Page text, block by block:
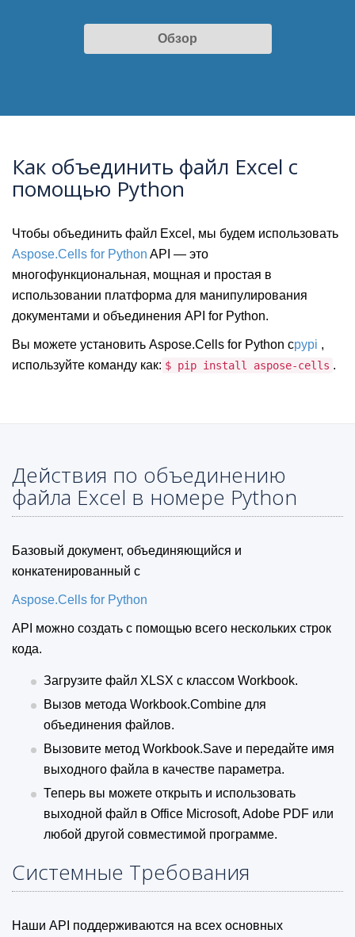
Обзор
Как объединить файл Excel с
помощью Python
Чтобы объединить файл Excel, мы будем использовать
Aspose.Cells for Python API — это
многофункциональная, мощная и простая в
использовании платформа для манипулирования
документами и объединения API for Python.
Вы можете установить Aspose.Cells for Python сpypi ,
используйте команду как: $ pip install aspose-cells .
Действия по объединению
файла Excel в номере Python
Базовый документ, объединяющийся и
конкатенированный с
Aspose.Cells for Python
API можно создать с помощью всего нескольких строк
кода.
Загрузите файл XLSX с классом Workbook.
Вызов метода Workbook.Combine для
объединения файлов.
Вызовите метод Workbook.Save и передайте имя
выходного файла в качестве параметра.
Теперь вы можете открыть и использовать
выходной файл в Office Microsoft, Adobe PDF или
любой другой совместимой программе.
Системные Требования
Наши API поддерживаются на всех основных